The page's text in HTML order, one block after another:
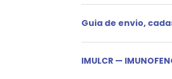
Guia de envio,
IMULCR —